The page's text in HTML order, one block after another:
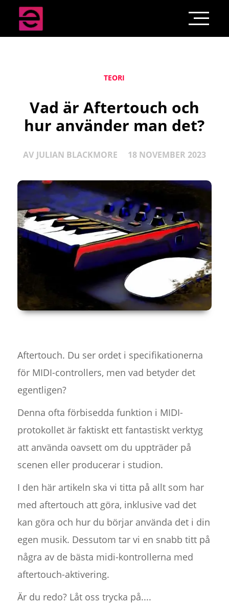
TEORI
Vad är Aftertouch och
hur använder man det?
AV JULIAN BLACKMORE 18 NOVEMBER 2023
Aftertouch. Du ser ordet i specifikationerna
för MIDI-controllers, men vad betyder det
egentligen?
Denna ofta förbisedda funktion i MIDI-
protokollet är faktiskt ett fantastiskt verktyg
att använda oavsett om du uppträder på
scenen eller producerar i studion.
I den här artikeln ska vi titta på allt som har
med aftertouch att göra, inklusive vad det
kan göra och hur du börjar använda det i din
egen musik. Dessutom tar vi en snabb titt på
några av de bästa midi-kontrollerna med
aftertouch-aktivering.
Är du redo? Låt oss trycka på....